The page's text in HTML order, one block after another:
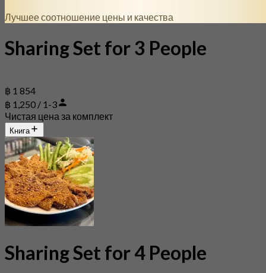
Лучшее соотношение цены и качества
Sharing Set for 3 People
฿ 1 854
฿ 1,250 / 1-3
Чистая цена за комплект
Книга
Sharing Set for 4 People